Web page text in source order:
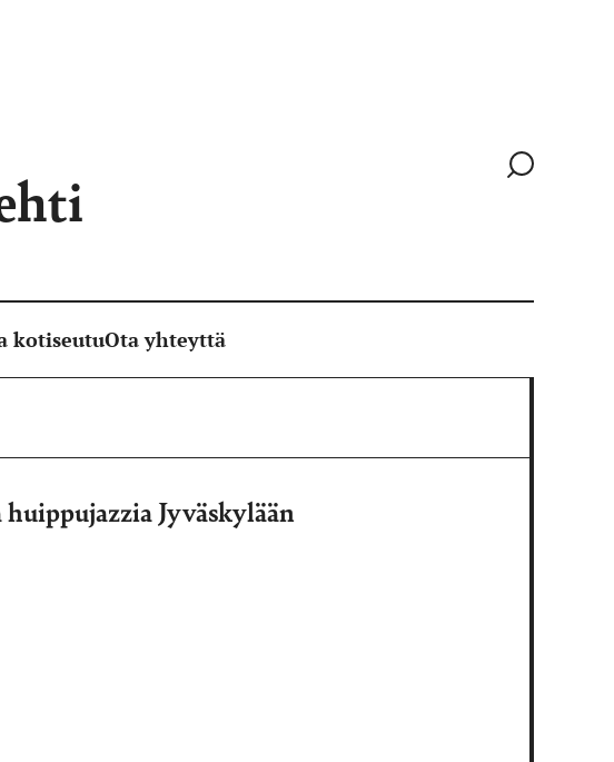
Siirry
kotiseutuOta yhteyttä
Jyväskylään